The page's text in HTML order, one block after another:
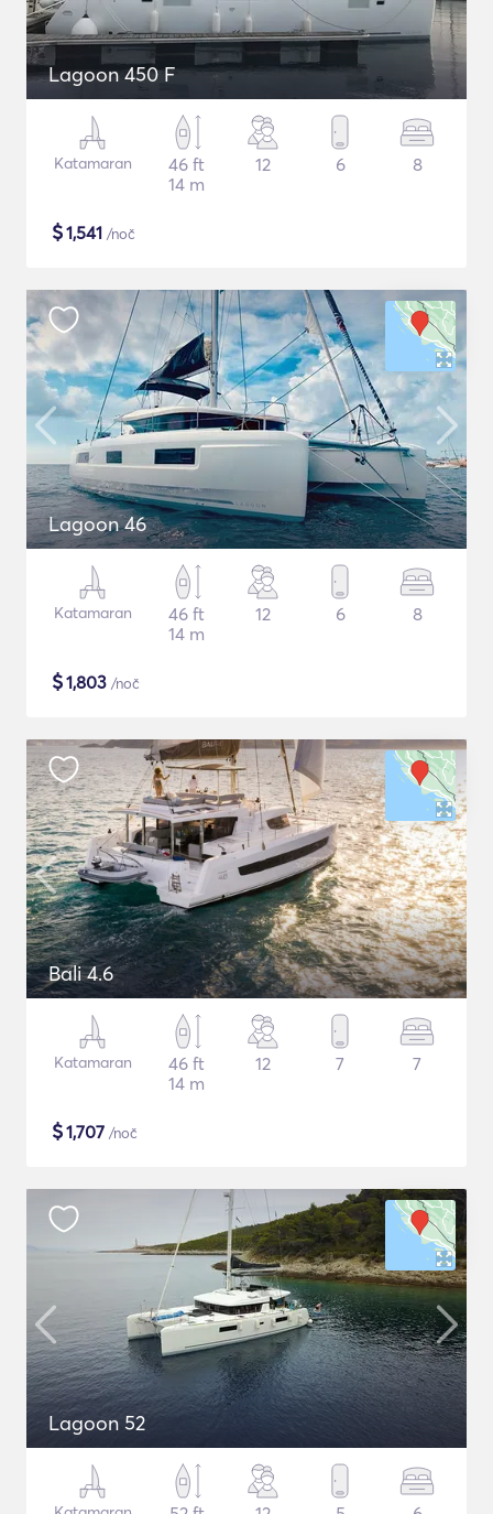
Lagoon 450 F
Katamaran
46 ft
14 m
12 6 8
$1,541 /noč
Lagoon 46
Katamaran
46 ft
14 m
12 6 8
$1,803 /noč
Bali 4.6
Katamaran
46 ft
14 m
12 7 7
$1,707 /noč
Lagoon 52